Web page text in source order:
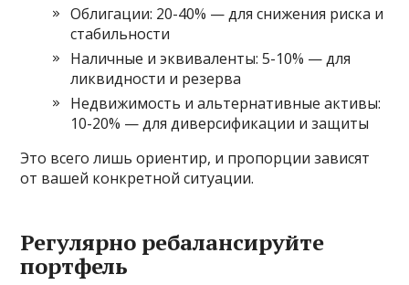
Облигации: 20-40% — для снижения риска и
стабильности
Наличные и эквиваленты: 5-10% — для
ликвидности и резерва
Недвижимость и альтернативные активы:
10-20% — для диверсификации и защиты
Это всего лишь ориентир, и пропорции зависят
от вашей конкретной ситуации.
Регулярно ребалансируйте
портфель